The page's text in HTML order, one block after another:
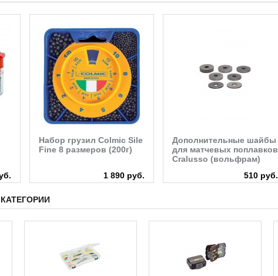
Набор грузил Colmic Sile
Fine 8 размеров (200г)
1 890 руб.
Дополнительные шайбы
для матчевых поплавков
Cralusso (вольфрам)
510 руб.